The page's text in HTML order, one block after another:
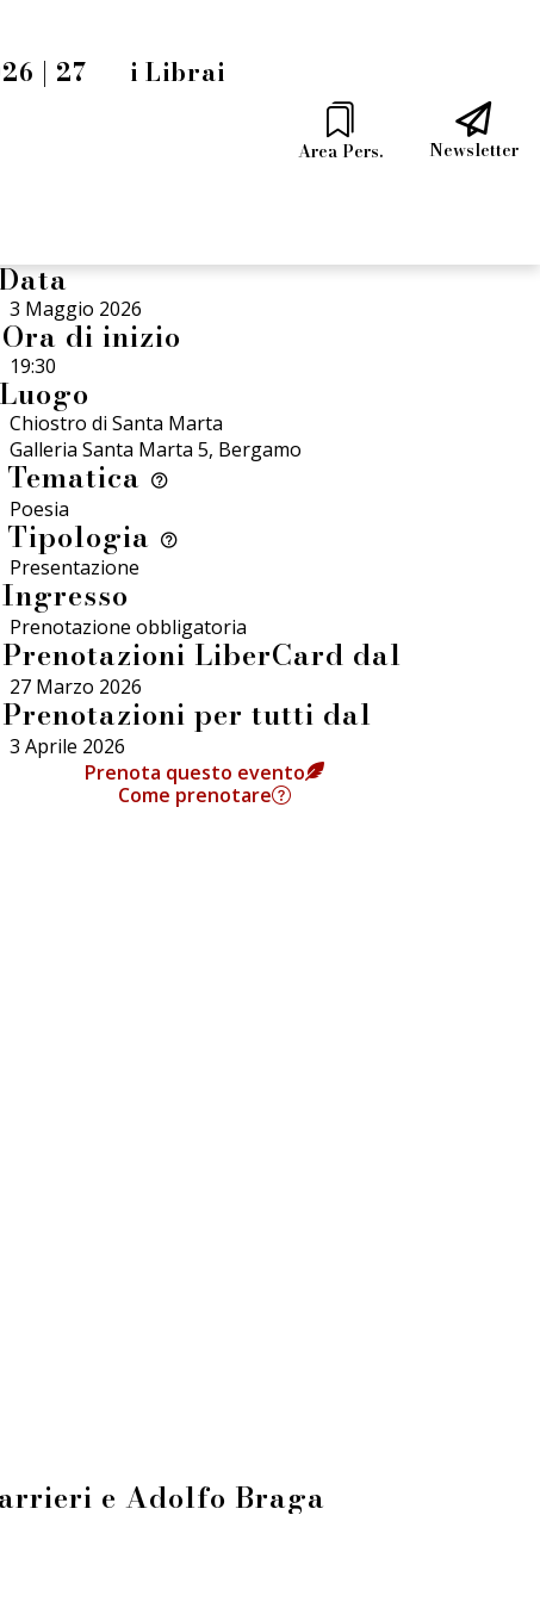
| 27 i Librai
Area Pers. Newsletter
3 Maggio 2026
Ora di inizio
19:30
Luogo
Chiostro di Santa Marta
Galleria Santa Marta 5, Bergamo
Tematica
Poesia
Tipologia
Presentazione
Ingresso
Prenotazione obbligatoria
Prenotazioni LiberCard dal
27 Marzo 2026
Prenotazioni per tutti dal
3 Aprile 2026
Prenota questo evento
Come prenotare
e Adolfo Braga